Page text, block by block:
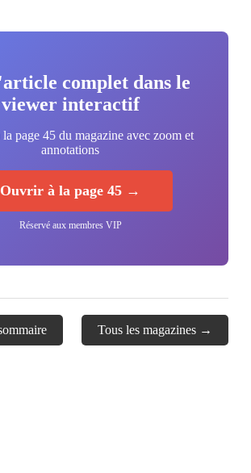
complet dans le
viewer interactif
page 45 du magazine avec zoom et
annotations
Ouvrir à la page 45 →
Réservé aux membres VIP
Tous les magazines →